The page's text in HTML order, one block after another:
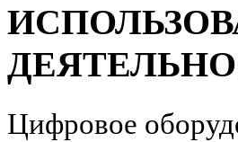
Цифровое